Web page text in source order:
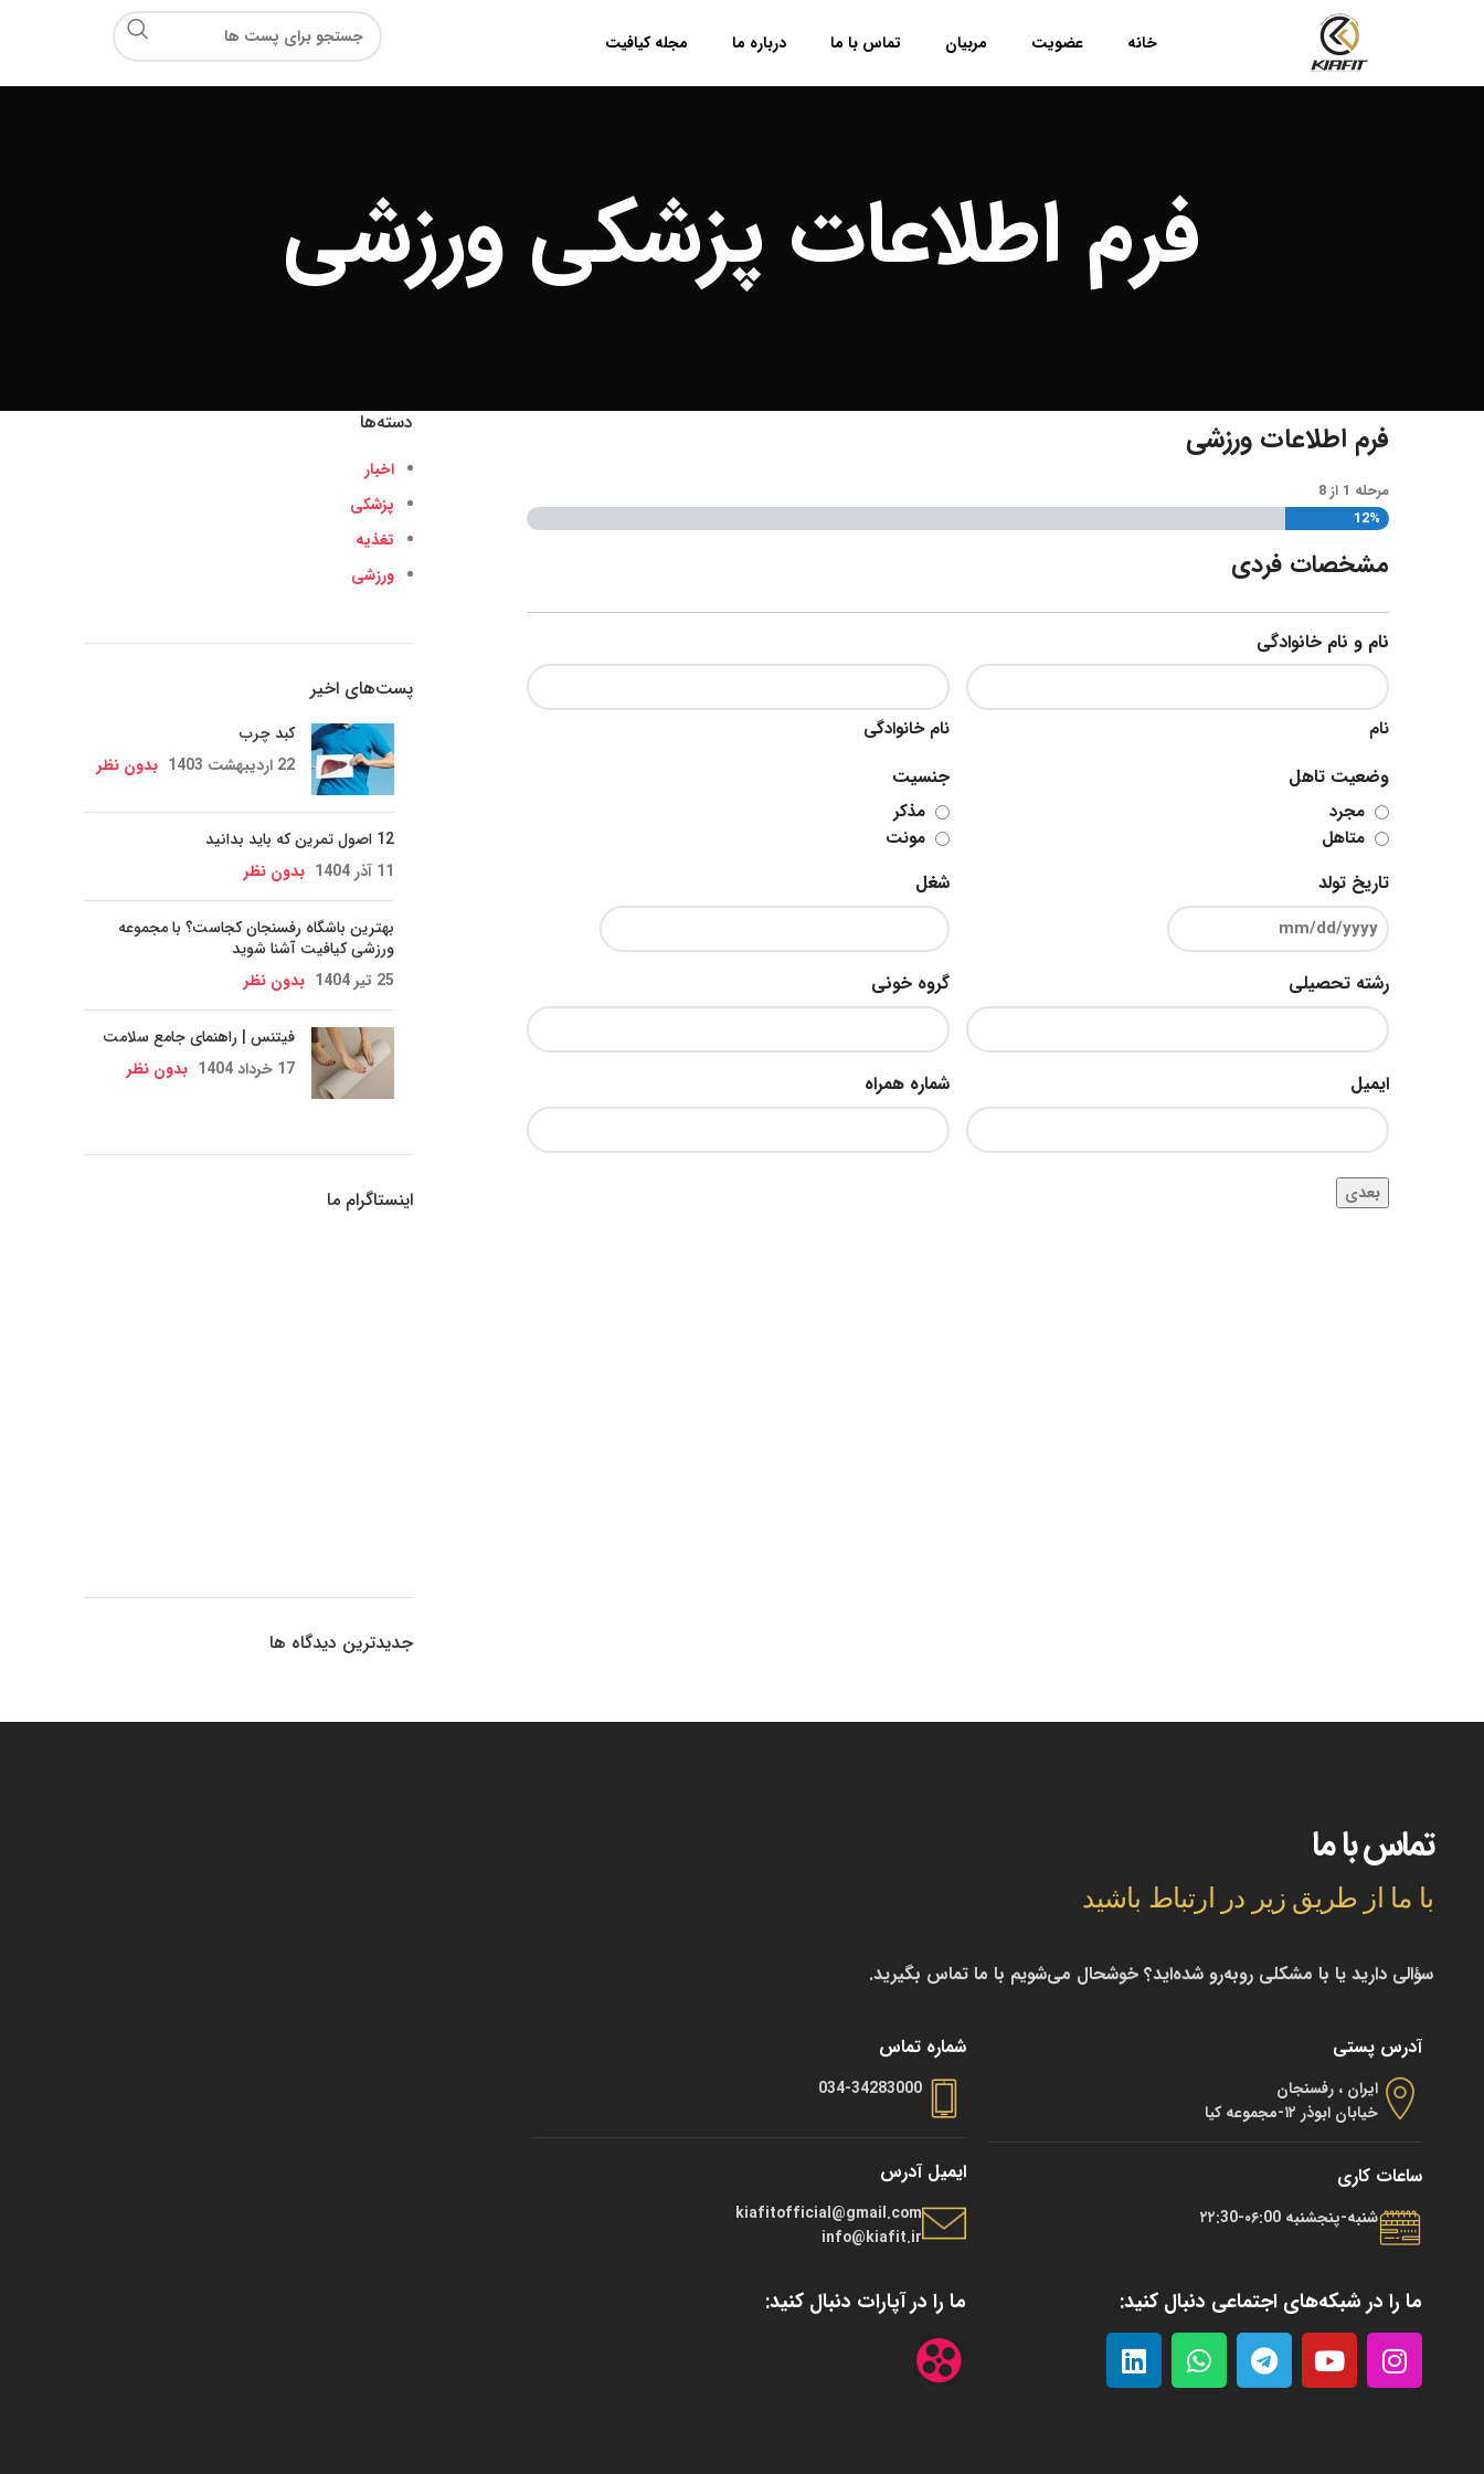
خانه عضویت مربیان تماس با ما درباره ما مجله کیافیت
فرم اطلاعات پزشکی ورزشی
فرم اطلاعات ورزشی
مرحله 1 از8
12%
مشخصات فردی
نام و نام خانوادگی
نام نام خانوادگی
وضعیت تاهل
مجرد
متاهل
جنسیت
مذکر
مونت
تاریخ تولد شغل
رشته تحصیلی گروه خونی
ایمیل شماره همراه
دسته‌ها
اخبار
پزشکی
تغذیه
ورزشی
پست‌های اخیر
کبد چرب
22 اردیبهشت 1403
بدون نظر
12 اصول تمرین که باید بدانید
11 آذر 1404
بدون نظر
بهترین باشگاه رفسنجان کجاست؟ با مجموعه
ورزشی کیافیت آشنا شوید
25 تیر 1404
بدون نظر
فیتنس | راهنمای جامع سلامت
17 خرداد 1404
بدون نظر
اینستاگرام ما
جدیدترین دیدگاه ها
تماس با ما
با ما از طریق زیر در ارتباط باشید
سؤالی دارید یا با مشکلی روبه‌رو شده‌اید؟ خوشحال می‌شویم با ما تماس بگیرید.
آدرس پستی
ایران ، رفسنجان
خیابان ابوذر ۱۲-مجموعه کیا
ساعات کاری
شنبه-پنجشنبه ۰۶:00-۲۲:30
شماره تماس
034-34283000
ایمیل آدرس
kiafitofficial@gmail.com
info@kiafit.ir
ما را در شبکه‌های اجتماعی دنبال کنید: ما را در آپارات دنبال کنید: